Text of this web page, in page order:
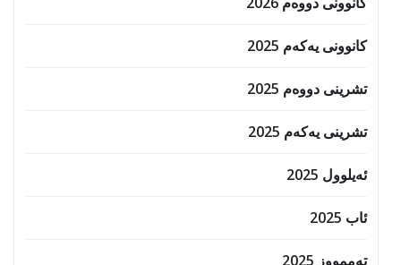
کانوونی یەکەم 2025
تشرینی دووەم 2025
تشرینی یەکەم 2025
ئەیلوول 2025
ئاب 2025
تەممووز 2025